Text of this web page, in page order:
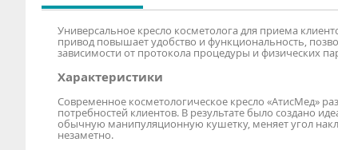
Универсальное кресло косметолога для приема
привод повышает удобство и функциональность,
зависимости от протокола процедуры и физических
Характеристики
Современное косметологическое кресло «АтисМед»
потребностей клиентов. В результате было создано
обычную манипуляционную кушетку, меняет угол
незаметно.